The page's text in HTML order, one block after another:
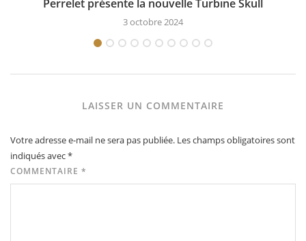
Perrelet présente la nouvelle Turbine Skull
3 octobre 2024
LAISSER UN COMMENTAIRE
Votre adresse e-mail ne sera pas publiée. Les champs obligatoires sont
indiqués avec*
COMMENTAIRE *